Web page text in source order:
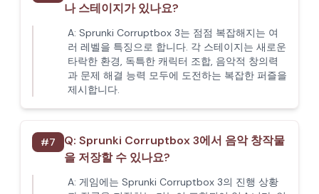
나 스테이지가 있나요?
A: Sprunki Corruptbox 3는 점점 복잡해지는 여
러 레벨을 특징으로 합니다. 각 스테이지는 새로운
타락한 환경, 독특한 캐릭터 조합, 음악적 창의력
과 문제 해결 능력 모두에 도전하는 복잡한 퍼즐을
제시합니다.
#7 Q: Sprunki Corruptbox 3에서 음악 창작물
을 저장할 수 있나요?
A: 게임에는 Sprunki Corruptbox 3의 진행 상황